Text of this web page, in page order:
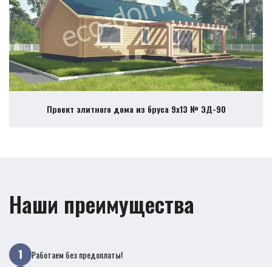
Проект элитного дома из бруса 9х13 № ЭД-90
Наши преимущества
Работаем без предоплаты!